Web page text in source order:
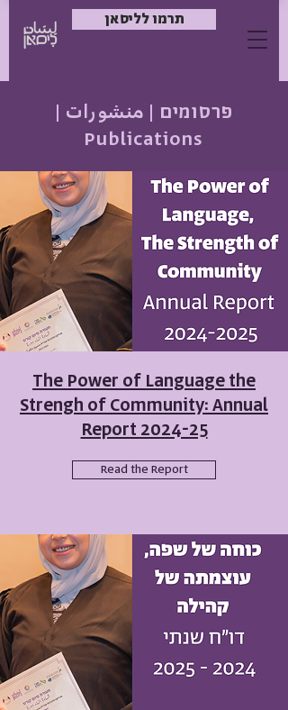
תרמו לליסאן
פרסומים | منشورات |
Publications
The Power of Language the
Strengh of Community: Annual
Report 2024-25
Read the Report